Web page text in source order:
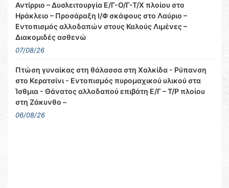
Αντίρριο – Δυσλειτουργία Ε/Γ-Ο/Γ-Τ/Χ πλοίου στο
Ηράκλειο – Προσάραξη Ι/Φ σκάφους στο Λαύριο –
Εντοπισμός αλλοδαπών στους Καλούς Λιμένες –
Διακομιδές ασθενώ
07/08/26
Πτώση γυναίκας στη θάλασσα στη Χαλκίδα - Ρύπανση
στο Κερατσίνι - Εντοπισμός πυρομαχικού υλικού στα
Ίσθμια - Θάνατος αλλοδαπού επιβάτη Ε/Γ – Τ/Ρ πλοίου
στη Ζάκυνθο –
06/08/26